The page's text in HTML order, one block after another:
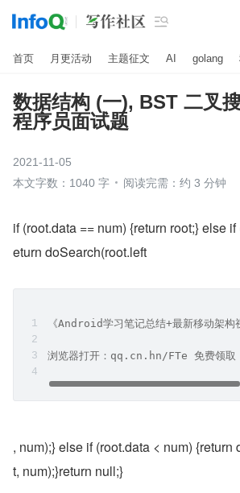

首页 月更活动 主题征文 AI golang
数据结构 (一), BST 二叉
程序员面试题
2021-11-05
本文字数：1040 字
阅读完需：约 3 分钟
if (root.data == num) {return root;} else
eturn doSearch(root.left
《Android学习笔记总结+最新移动架构
浏览器打开：qq.cn.hn/FTe 免费领取
, num);} else if (root.data < num) {return
t, num);}return null;}